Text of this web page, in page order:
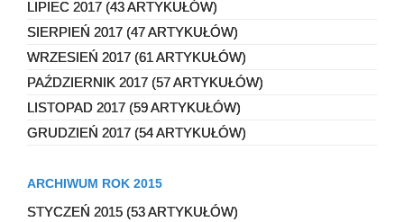
LIPIEC 2017 (43 ARTYKUŁÓW)
SIERPIEŃ 2017 (47 ARTYKUŁÓW)
WRZESIEŃ 2017 (61 ARTYKUŁÓW)
PAŹDZIERNIK 2017 (57 ARTYKUŁÓW)
LISTOPAD 2017 (59 ARTYKUŁÓW)
GRUDZIEŃ 2017 (54 ARTYKUŁÓW)
ARCHIWUM ROK 2015
STYCZEŃ 2015 (53 ARTYKUŁÓW)